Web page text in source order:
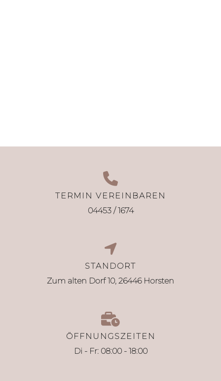
TERMIN VEREINBAREN
04453 / 1674
STANDORT
Zum alten Dorf 10, 26446 Horsten
ÖFFNUNGSZEITEN
Di - Fr: 08:00 - 18:00